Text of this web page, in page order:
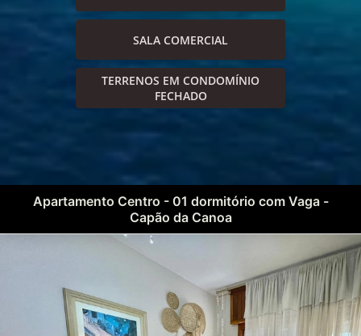
SALA COMERCIAL
TERRENOS EM CONDOMÍNIO
FECHADO
Apartamento Centro - 01 dormitório com Vaga -
Capão da Canoa